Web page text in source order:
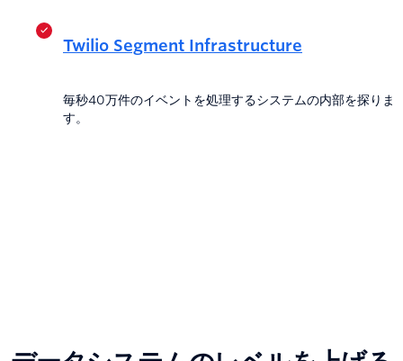
Twilio Segment Infrastructure
毎秒40万件のイベントを処理するシステムの内部を探りま
す。